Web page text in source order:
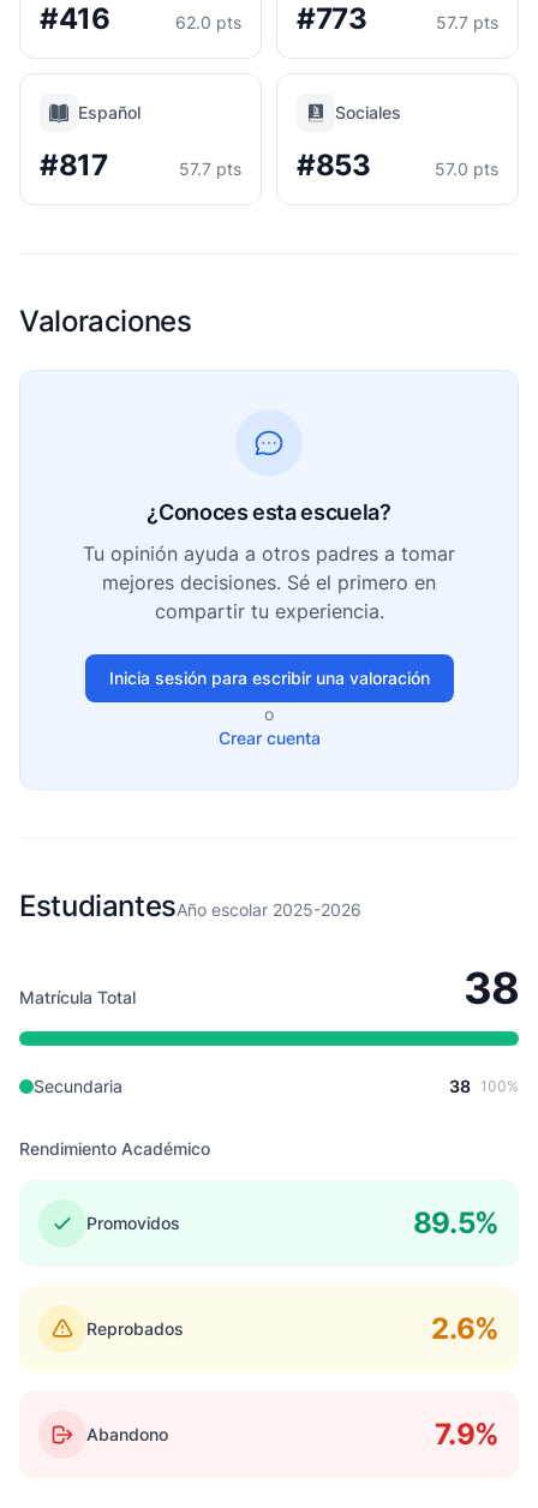
#416 62.0 pts #773 57.7 pts
Español
#817 57.7 pts
Sociales
#853 57.0 pts
Valoraciones
¿Conoces esta escuela?
Tu opinión ayuda a otros padres a tomar
mejores decisiones. Sé el primero en
compartir tu experiencia.
Inicia sesión para escribir una valoración
o
Crear cuenta
EstudiantesAño escolar 2025-2026
Matrícula Total 38
Secundaria 38 100%
Rendimiento Académico
Promovidos 89.5%
Reprobados 2.6%
Abandono 7.9%